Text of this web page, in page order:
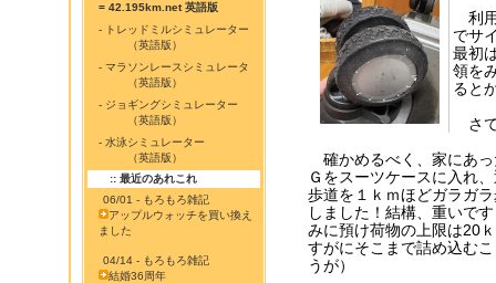
= 42.195km.net 英語版
- トレッドミルシミュレーター
（英語版）
- マラソンレースシミュレータ
（英語版）
- ジョギングシミュレーター
（英語版）
- 水泳シミュレーター
（英語版）
:: 最近のあれこれ
06/01 - もろもろ雑記
アップルウォッチを買い換え
ました
04/14 - もろもろ雑記
結婚36周年
利
でサ
最初
領を
ると
さ
確かめるべく、家にあ
Ｇ をスーツケースに入れ
歩道を１ｋｍほどガラガ
しました！結構、重いで
みに預け荷物の上限は20
すがにそこまで詰め込む
うが）